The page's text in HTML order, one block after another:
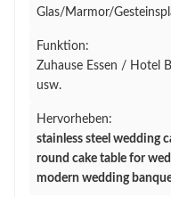
Glas/Marmor/
Funktion:
Zuhause Essen / Hotel
usw.
Hervorheben:
stainless steel wedding
round cake table for
modern wedding